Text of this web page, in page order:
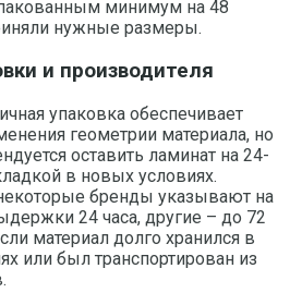
минимум на 48
нужные размеры.
и производителя
упаковка обеспечивает
геометрии материала, но
оставить ламинат на 24-
в новых условиях.
бренды указывают на
24 часа, другие – до 72
материал долго хранился в
или был транспортирован из